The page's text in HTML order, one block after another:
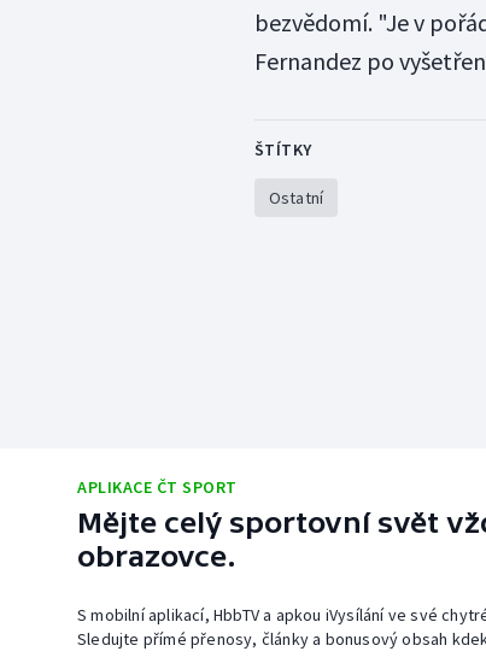
bezvědomí. "Je v
Fernandez po
ŠTÍTKY
Ostatní
APLIKACE ČT SPORT
Mějte celý sportovní svět
obrazovce.
S mobilní aplikací, HbbTV a apkou iVysílání ve své
Sledujte přímé přenosy, články a bonusový obsah